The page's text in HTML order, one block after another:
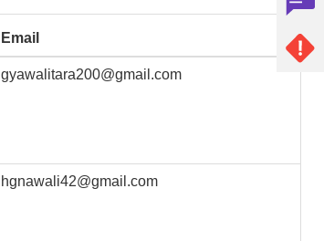
Email
gyawalitara200@gmail.com
hgnawali42@gmail.com